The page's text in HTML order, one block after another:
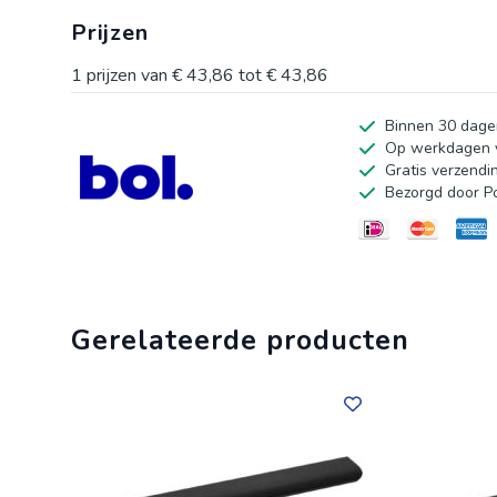
greep een strakke afwerking en is hij zeer eenvoudig
meubels moeiteloos met deze elegante en functionele
Prijzen
1 prijzen van € 43,86 tot€ 43,86
Binnen 30
Op werkdagen
Gratis
Bezorgd door
Gerelateerde producten